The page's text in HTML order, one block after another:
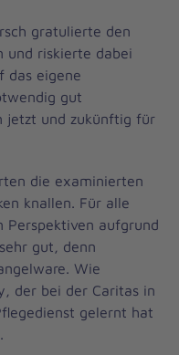
gratulierte den
und riskierte dabei
das eigene
gut
jetzt und zukünftig für
die examinierten
knallen. Für alle
Perspektiven aufgrund
gut, denn
Wie
der bei der Caritas in
gelernt hat